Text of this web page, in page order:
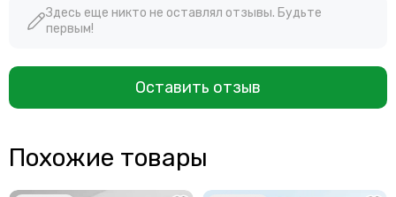
Здесь еще никто не оставлял отзывы. Будьте
первым!
Оставить отзыв
Похожие товары